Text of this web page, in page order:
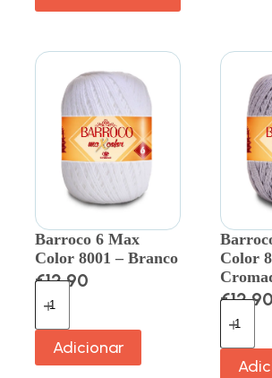
Barroco 6 Max
Color 8001 – Branco
€12.90
Adicionar
Color
€12.90